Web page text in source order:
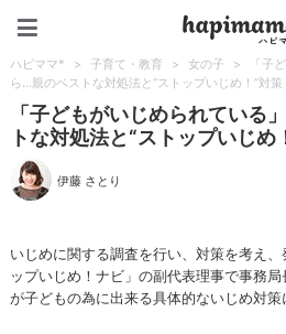
ハピママ* > 子育て・教育 > 女の子 >
「子
ら…親のベストな対処法と“ストップいじめ！”対策
「子どもがいじめられている
トな対処法と“ストップいじめ
伊藤 さとり
いじめに関する調査を行い、対策を考え
ップいじめ！ナビ」の副代表理事で事務
が子どもの為に出来る具体的ないじめ対策